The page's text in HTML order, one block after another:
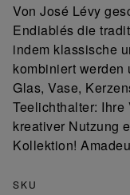
Von José Lévy
Endiablés die
indem klassische
kombiniert werden
Glas, Vase,
Teelichthalter:
kreativer Nutzung
Kollektion!
SKU